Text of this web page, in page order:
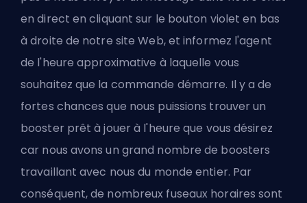
en direct en cliquant sur le bouton violet en bas
à droite de notre site Web, et informez l'agent
de l'heure approximative à laquelle vous
souhaitez que la commande démarre. Il y a de
fortes chances que nous puissions trouver un
booster prêt à jouer à l'heure que vous désirez
car nous avons un grand nombre de boosters
travaillant avec nous du monde entier. Par
conséquent, de nombreux fuseaux horaires sont